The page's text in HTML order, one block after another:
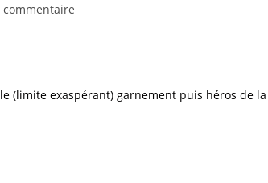
commentaire
exaspérant) garnement puis héros de